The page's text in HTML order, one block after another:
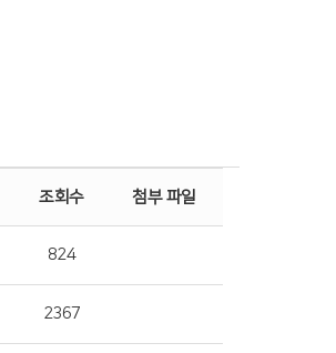
조회수 첨부 파일
824
2367